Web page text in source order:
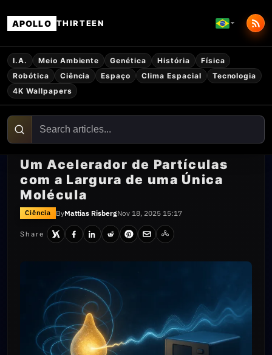
APOLLO THIRTEEN
I.A. Meio Ambiente Genética História
Física
Robótica
Ciência Espaço Clima Espacial
Tecnologia
4K Wallpapers
Um Acelerador de Partículas
com a Largura de uma Única
Molécula
Ciência ByMattias RisbergNov 18, 2025 15:17
Share